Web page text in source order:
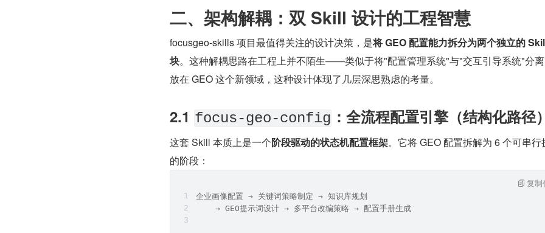
二、架构解耦：双 Skill 设计的工程智慧
focusgeo-skills 项目最值得关注的设计决策，是将 GEO 配置能力拆分为两个独立的
块。这种解耦思路在工程上并不陌生——类似于将"配置管理系统"与"交互引导系统"分
放在 GEO 这个新领域，这种设计体现了几层深思熟虑的考量。
2.1 focus-geo-config ：全流程配置引擎（结构化路径
这套 Skill 本质上是一个阶段驱动的状态机配置框架。它将 GEO 配置拆解为 6 个可串行
的阶段：
企业画像配置 → 关键词策略制定 → 知识库规划
    → GEO提示词设计 → 多平台改编策略 → 配置手册生成
复制